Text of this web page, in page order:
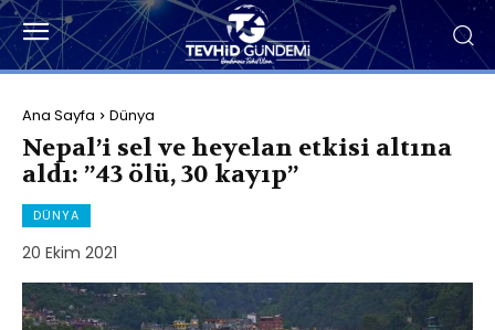
Ana Sayfa Dünya
Nepal’i sel ve heyelan etkisi altına
aldı: ”43 ölü, 30 kayıp”
DÜNYA
20 Ekim 2021